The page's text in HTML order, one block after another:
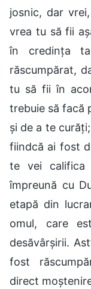
josnic, dar
vrea tu să fii
în credința
răscumpărat,
tu să fii în
trebuie să facă
și de a te
fiindcă ai fost
te vei califica
împreună cu
etapă din
omul, care
desăvârșirii.
fost
direct